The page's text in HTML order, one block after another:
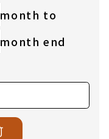
month to
month end